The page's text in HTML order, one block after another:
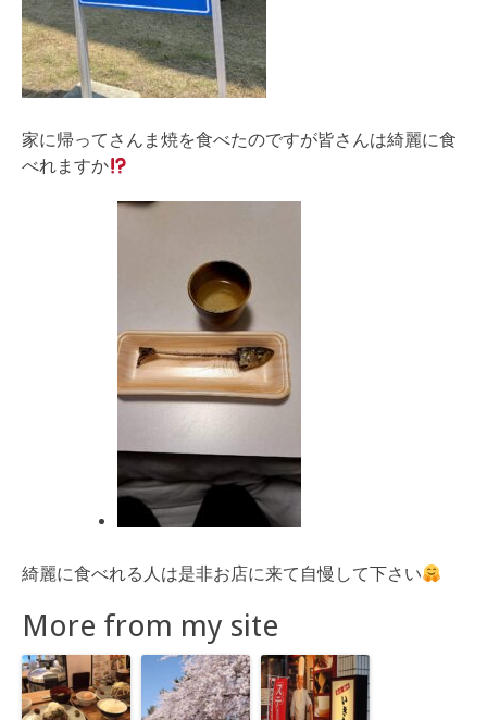
家に帰ってさんま焼を食べたのですが皆さんは綺麗に食
べれますか
綺麗に食べれる人は是非お店に来て自慢して下さい
More from my site